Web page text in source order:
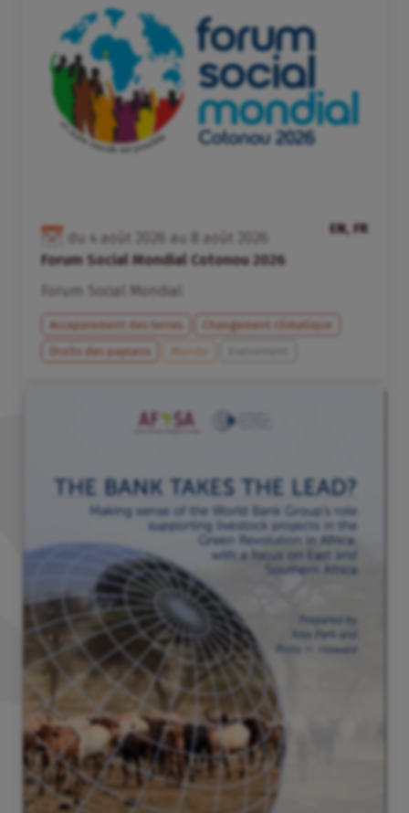
EN, FR
du 4 août au août
Forum Social Mondial Cotonou 2026
Forum Social Mondial
Accaparement des terres
Changement climatique
Droits des paysans
Monde